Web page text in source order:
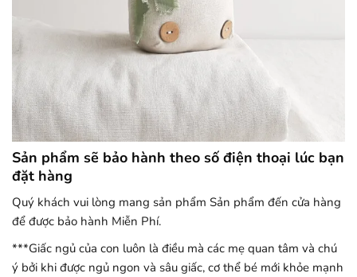
Sản phẩm sẽ bảo hành theo số điện thoại lúc bạn
đặt hàng
Quý khách vui lòng mang sản phẩm Sản phẩm đến cửa hàng
để được bảo hành Miễn Phí.
***Giấc ngủ của con luôn là điều mà các mẹ quan tâm và chú
ý bởi khi được ngủ ngon và sâu giấc, cơ thể bé mới khỏe mạnh